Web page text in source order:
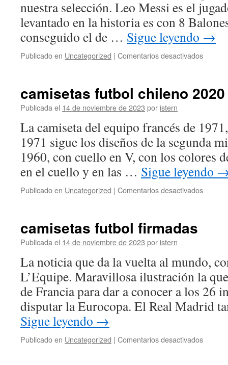
nuestra selección. Leo Messi es el
levantado en la historia es con 8
conseguido el de … Sigue leyendo →
Publicado en Uncategorized | Comentarios desactivadosen
camisetas futbol chileno 2020
Publicada el 14 de noviembre de 2023 por istern
La camiseta del equipo francés de
1971 sigue los diseños de la segunda
1960, con cuello en V, con los colores
en el cuello y en las … Sigue leyendo
Publicado en Uncategorized | Comentarios desactivadosen
camisetas futbol firmadas
Publicada el 14 de noviembre de 2023 por istern
La noticia que da la vuelta al mundo,
L’Equipe. Maravillosa ilustración la
de Francia para dar a conocer a los 26
disputar la Eurocopa. El Real Madrid
Sigue leyendo →
Publicado en Uncategorized | Comentarios desactivadosen